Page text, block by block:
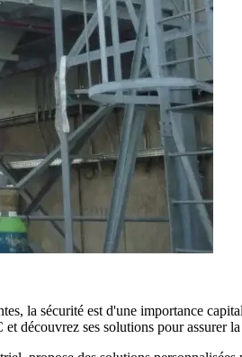
la sécurité est d'une importance
découvrez ses solutions pour assurer